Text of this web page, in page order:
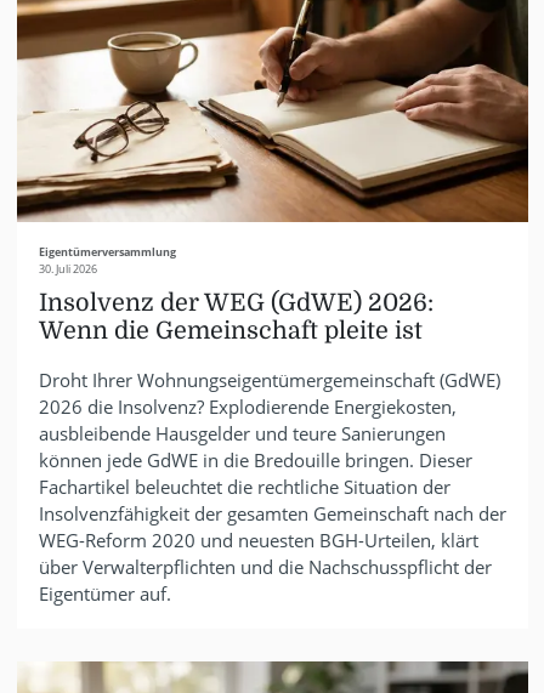
Eigentümerversammlung
30. Juli 2026
Insolvenz der WEG (GdWE) 2026:
Wenn die Gemeinschaft pleite ist
Droht Ihrer Wohnungseigentümergemeinschaft (GdWE)
2026 die Insolvenz? Explodierende Energiekosten,
ausbleibende Hausgelder und teure Sanierungen
können jede GdWE in die Bredouille bringen. Dieser
Fachartikel beleuchtet die rechtliche Situation der
Insolvenzfähigkeit der gesamten Gemeinschaft nach der
WEG-Reform 2020 und neuesten BGH-Urteilen, klärt
über Verwalterpflichten und die Nachschusspflicht der
Eigentümer auf.